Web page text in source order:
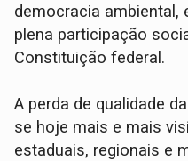
democracia ambiental,
plena participação
Constituição federal.
A perda de qualidade
se hoje mais e mais
estaduais, regionais e